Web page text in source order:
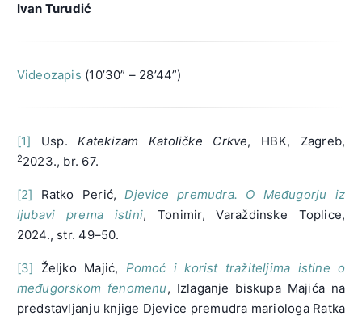
Ivan Turudić
Videozapis (10’30” – 28’44”)
[1] Usp.Katekizam Katoličke Crkve, HBK, Zagreb,
22023., br. 67.
[2] Ratko Perić,Djevice premudra. O Međugorju iz
ljubavi prema istini, Tonimir, Varaždinske Toplice,
2024., str. 49–50.
[3] Željko Majić, Pomoć i korist tražiteljima istine o
međugorskom fenomenu, Izlaganje biskupa Majića na
predstavljanju knjige Djevice premudra mariologa Ratka